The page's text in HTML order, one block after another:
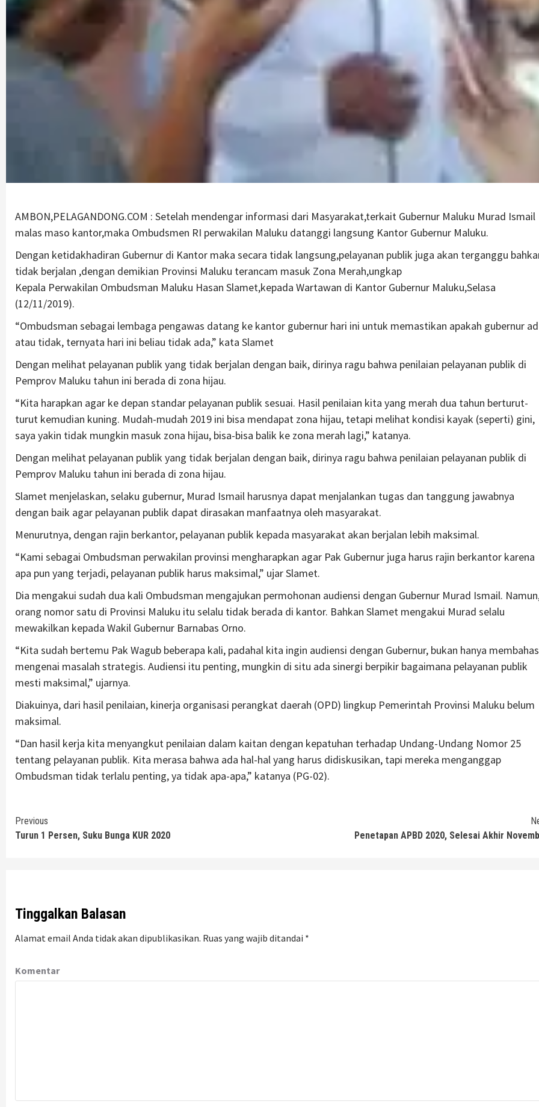
AMBON,PELAGANDONG.COM : Setelah mendengar informasi dari Masyarakat,terkait Gubernur Maluku Murad Ismail
malas maso kantor,maka Ombudsmen RI perwakilan Maluku datanggi langsung Kantor Gubernur Maluku.
Dengan ketidakhadiran Gubernur di Kantor maka secara tidak langsung,pelayanan publik juga akan terganggu
tidak berjalan ,dengan demikian Provinsi Maluku terancam masuk Zona Merah,ungkap
Kepala Perwakilan Ombudsman Maluku Hasan Slamet,kepada Wartawan di Kantor Gubernur Maluku,Selasa
(12/11/2019).
“Ombudsman sebagai lembaga pengawas datang ke kantor gubernur hari ini untuk memastikan apakah gubernur
atau tidak, ternyata hari ini beliau tidak ada,” kata Slamet
Dengan melihat pelayanan publik yang tidak berjalan dengan baik, dirinya ragu bahwa penilaian pelayanan publik di
Pemprov Maluku tahun ini berada di zona hijau.
“Kita harapkan agar ke depan standar pelayanan publik sesuai. Hasil penilaian kita yang merah dua tahun berturut-
turut kemudian kuning. Mudah-mudah 2019 ini bisa mendapat zona hijau, tetapi melihat kondisi kayak (seperti) gini,
saya yakin tidak mungkin masuk zona hijau, bisa-bisa balik ke zona merah lagi,” katanya.
Dengan melihat pelayanan publik yang tidak berjalan dengan baik, dirinya ragu bahwa penilaian pelayanan publik di
Pemprov Maluku tahun ini berada di zona hijau.
Slamet menjelaskan, selaku gubernur, Murad Ismail harusnya dapat menjalankan tugas dan tanggung jawabnya
dengan baik agar pelayanan publik dapat dirasakan manfaatnya oleh masyarakat.
Menurutnya, dengan rajin berkantor, pelayanan publik kepada masyarakat akan berjalan lebih maksimal.
“Kami sebagai Ombudsman perwakilan provinsi mengharapkan agar Pak Gubernur juga harus rajin berkantor karena
apa pun yang terjadi, pelayanan publik harus maksimal,” ujar Slamet.
Dia mengakui sudah dua kali Ombudsman mengajukan permohonan audiensi dengan Gubernur Murad Ismail.
orang nomor satu di Provinsi Maluku itu selalu tidak berada di kantor. Bahkan Slamet mengakui Murad selalu
mewakilkan kepada Wakil Gubernur Barnabas Orno.
“Kita sudah bertemu Pak Wagub beberapa kali, padahal kita ingin audiensi dengan Gubernur, bukan hanya membahas
mengenai masalah strategis. Audiensi itu penting, mungkin di situ ada sinergi berpikir bagaimana pelayanan publik
mesti maksimal,” ujarnya.
Diakuinya, dari hasil penilaian, kinerja organisasi perangkat daerah (OPD) lingkup Pemerintah Provinsi Maluku belum
maksimal.
“Dan hasil kerja kita menyangkut penilaian dalam kaitan dengan kepatuhan terhadap Undang-Undang Nomor 25
tentang pelayanan publik. Kita merasa bahwa ada hal-hal yang harus didiskusikan, tapi mereka menganggap
Ombudsman tidak terlalu penting, ya tidak apa-apa,” katanya (PG-02).
Continue
Reading
Previous
Turun 1 Persen, Suku Bunga KUR 2020
Penetapan APBD 2020, Selesai Akhir
Tinggalkan Balasan
Alamat email Anda tidak akan dipublikasikan. Ruas yang wajib ditandai *
Komentar